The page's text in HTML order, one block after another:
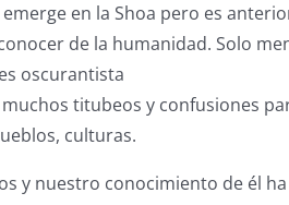
en la Shoa pero es
de la humanidad. Solo
oscurantista
titubeos y confusiones
culturas.
y nuestro conocimiento de él